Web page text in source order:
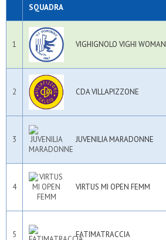
SQUADRA
1 VIGHIGNOLO VIGHI WOMAN
2 CDA VILLAPIZZONE
3 JUVENILIA MARADONNE
4 VIRTUS MI OPEN FEMM
5 FATIMATRACCIA